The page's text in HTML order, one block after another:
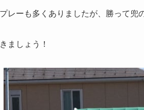
レーも多くありましたが、勝って兜
ましょう！